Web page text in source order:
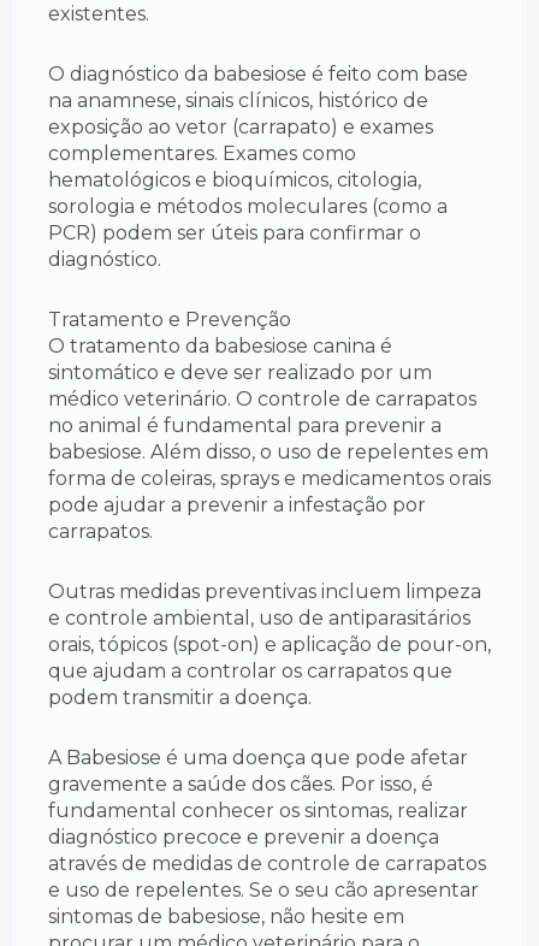
existentes.
O diagnóstico da babesiose é feito com base
na anamnese, sinais clínicos, histórico de
exposição ao vetor (carrapato) e exames
complementares. Exames como
hematológicos e bioquímicos, citologia,
sorologia e métodos moleculares (como a
PCR) podem ser úteis para confirmar o
diagnóstico.
Tratamento e Prevenção
O tratamento da babesiose canina é
sintomático e deve ser realizado por um
médico veterinário. O controle de carrapatos
no animal é fundamental para prevenir a
babesiose. Além disso, o uso de repelentes em
forma de coleiras, sprays e medicamentos orais
pode ajudar a prevenir a infestação por
carrapatos.
Outras medidas preventivas incluem limpeza
e controle ambiental, uso de antiparasitários
orais, tópicos (spot-on) e aplicação de pour-on,
que ajudam a controlar os carrapatos que
podem transmitir a doença.
A Babesiose é uma doença que pode afetar
gravemente a saúde dos cães. Por isso, é
fundamental conhecer os sintomas, realizar
diagnóstico precoce e prevenir a doença
através de medidas de controle de carrapatos
e uso de repelentes. Se o seu cão apresentar
sintomas de babesiose, não hesite em